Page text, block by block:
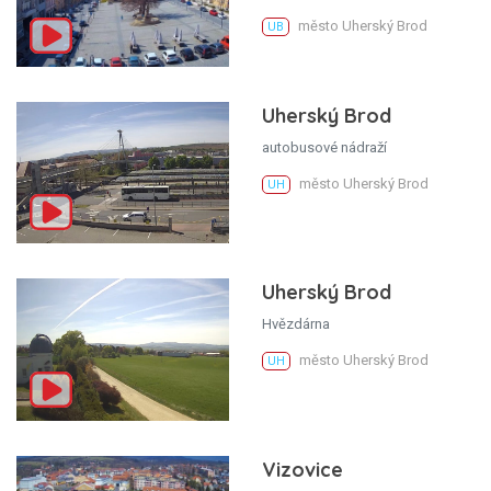
UB město Uherský Brod
Uherský Brod
autobusové nádraží
UH město Uherský Brod
Uherský Brod
Hvězdárna
UH město Uherský Brod
Vizovice